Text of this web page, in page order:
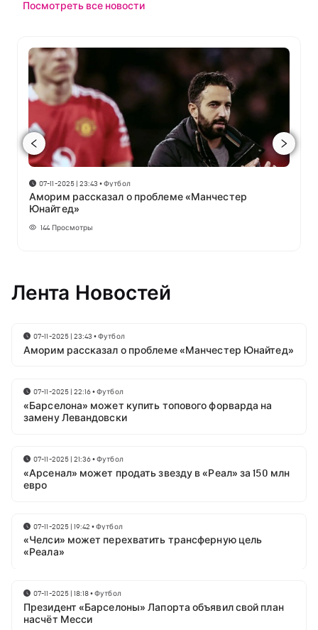
Посмотреть все новости
07-11-2025 | 23:43 •Футбол
Аморим рассказал о проблеме «Манчестер
Юнайтед»
144 Просмотры
Лента Новостей
07-11-2025 | 23:43 •Футбол
Аморим рассказал о проблеме «Манчестер Юнайтед»
07-11-2025 | 22:16•Футбол
«Барселона» может купить топового форварда на
замену Левандовски
07-11-2025 | 21:36•Футбол
«Арсенал» может продать звезду в «Реал» за 150 млн
евро
07-11-2025 | 19:42 •Футбол
«Челси» может перехватить трансферную цель
«Реала»
07-11-2025 | 18:18•Футбол
Президент «Барселоны» Лапорта объявил свой план
насчёт Месси